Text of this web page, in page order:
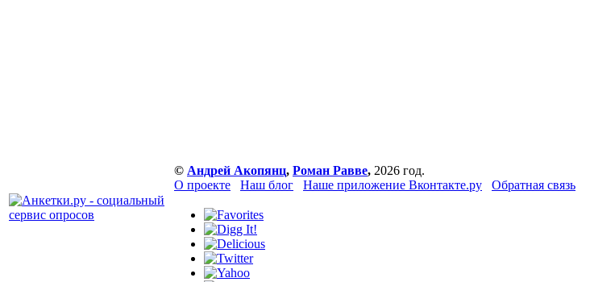
© Андрей Акопянц, Роман Равве, 2026 год.
О проекте
Наш блог Наше приложение Вконтакте.ру Обратная связь